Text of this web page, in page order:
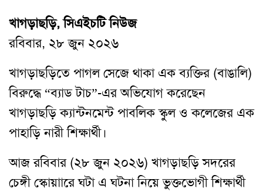
খাগড়াছড়ি, সিএইচটি নিউজ
রবিবার, ২৮ জুন ২০২৬
খাগড়াছড়িতে পাগল সেজে থাকা এক ব্যক্তির (বাঙালি)
বিরুদ্ধে “ব্যাড টাচ”-এর অভিযোগ করেছেন
খাগড়াছড়ি ক্যান্টনমেন্ট পাবলিক স্কুল ও কলেজের এক
পাহাড়ি নারী শিক্ষার্থী।
আজ রবিবার (২৮ জুন ২০২৬) খাগড়াছড়ি সদরের
চেঙ্গী স্কোয়াারে ঘটা এ ঘটনা নিয়ে ভুক্তভোগী শিক্ষার্থী